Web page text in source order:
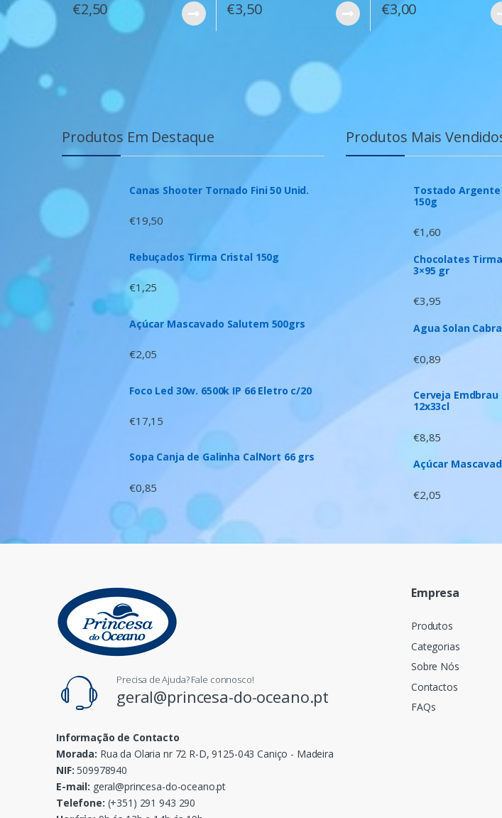
€2,50 €3,50 €3,00
Produtos Em Destaque
Canas Shooter Tornado Fini 50 Unid.
€19,50
Rebuçados Tirma Cristal 150g
€1,25
Açúcar Mascavado Salutem 500grs
€2,05
Foco Led 30w. 6500k IP 66 Eletro c/20
€17,15
Sopa Canja de Galinha CalNort 66 grs
€0,85
Produtos Mais
Tostado Argente
150g
€1,60
Chocolates
3×95 gr
€3,95
Agua Solan
€0,89
Cerveja
12x33cl
€8,85
Açúcar
€2,05
Precisa de Ajuda? Fale connosco!
geral@princesa-do-oceano.pt
Informação de Contacto
Morada: Rua da Olaria nr 72 R-D, 9125-043 Caniço - Madeira
NIF: 509978940
E-mail: geral@princesa-do-oceano.pt
Telefone: (+351) 291 943 290
Empresa
Produtos
Categorias
Sobre Nós
Contactos
FAQs